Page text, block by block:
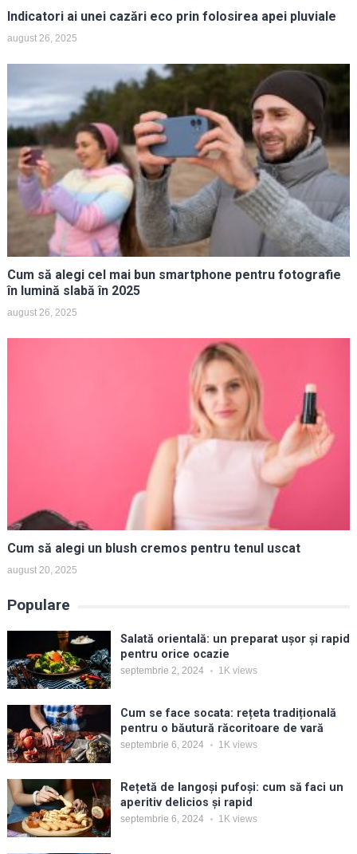
Indicatori ai unei cazări eco prin folosirea apei pluviale
august 26, 2025
Cum să alegi cel mai bun smartphone pentru fotografie
în lumină slabă în 2025
august 26, 2025
Cum să alegi un blush cremos pentru tenul uscat
august 20, 2025
Populare
Salată orientală: un preparat ușor și rapid
pentru orice ocazie
septembrie 2, 2024 1Kviews
Cum se face socata: rețeta tradițională
pentru o băutură răcoritoare de vară
septembrie 6, 2024 1Kviews
Rețetă de langoși pufoși: cum să faci un
aperitiv delicios și rapid
septembrie 6, 2024 1Kviews